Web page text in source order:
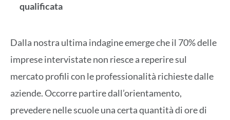
qualificata
Dalla nostra ultima indagine emerge che il 70% delle
imprese intervistate non riesce a reperire sul
mercato profili con le professionalità richieste dalle
aziende. Occorre partire dall’orientamento,
prevedere nelle scuole una certa quantità di ore di